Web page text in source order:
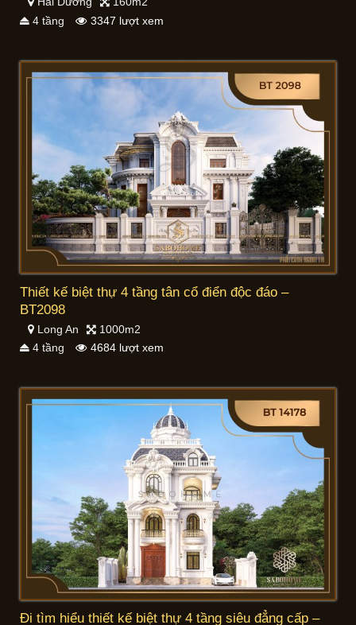
4 tầng
3347 lượt xem
Thiết kế biệt thự 4 tầng tân cổ điển độc đáo –
BT2098
Long An
1000m2
4 tầng
4684 lượt xem
Đi tìm hiểu thiết kế biệt thự 4 tầng siêu đẳng cấp –